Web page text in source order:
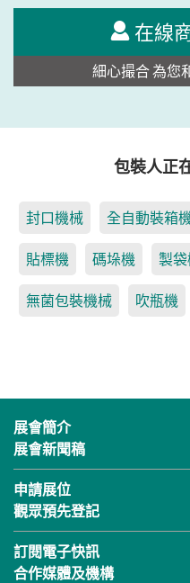
在線
細心撮合 為您
包裝人正
封口機械 全自動裝箱
貼標機 碼垛機 製袋
無菌包裝機械 吹瓶機
展會簡介
展會新聞稿
申請展位
觀眾預先登記
訂閱電子快訊
合作媒體及機構